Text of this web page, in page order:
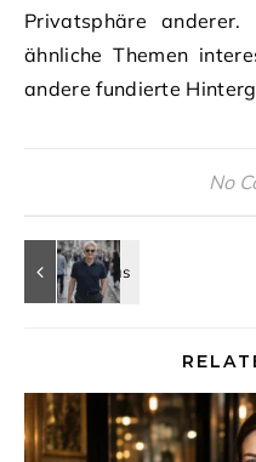
Privatsphäre
ähnliche Themen
andere fundierte
No